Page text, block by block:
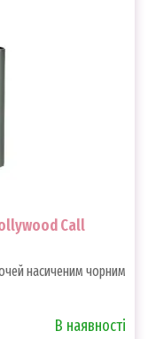
Call
насиченим чорним
В наявності